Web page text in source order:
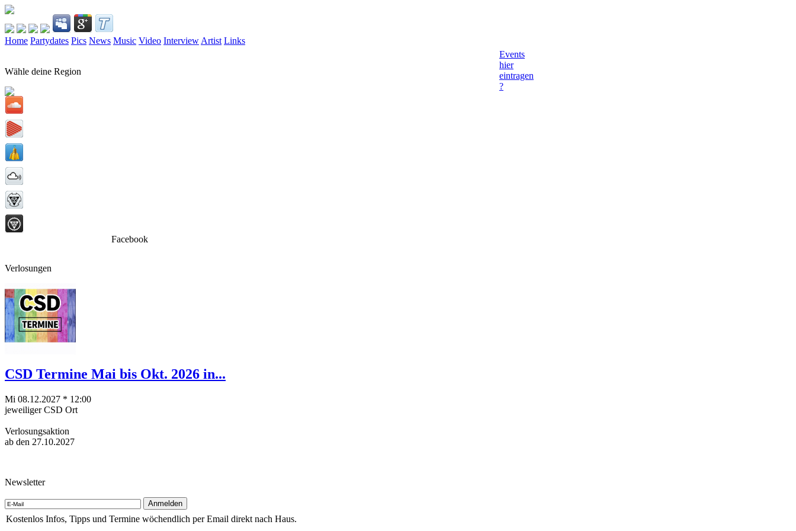
Home Partydates Pics News Music Video Interview Artist Links
Events
hier
eintragen
?
Wähle deine Region
Facebook
Verlosungen
CSD Termine Mai bis Okt. 2026 in...
Mi 08.12.2027 * 12:00
jeweiliger CSD Ort
Verlosungsaktion
ab den 27.10.2027
Newsletter
Kostenlos Infos, Tipps und Termine wöchendlich per Email direkt nach Haus.